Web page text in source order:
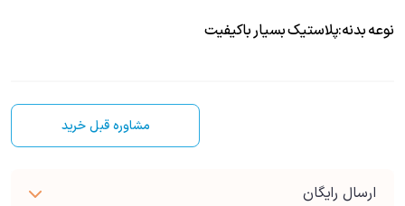
نوعه بدنه:پلاستیک بسیار باکیفیت
مشاوره قبل خرید
ارسال رایگان